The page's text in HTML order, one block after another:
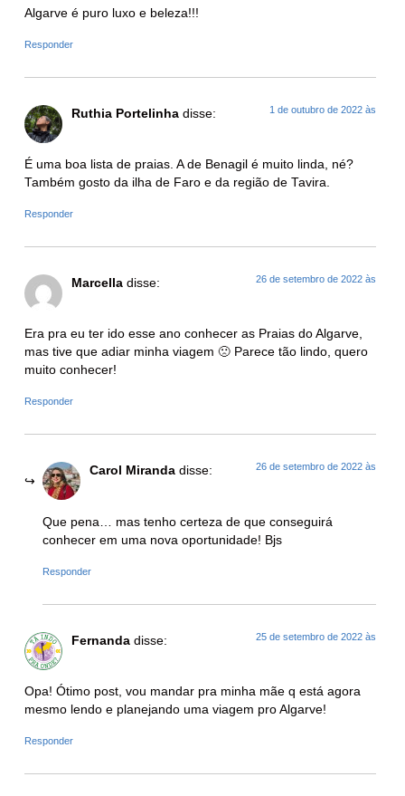
Algarve é puro luxo e beleza!!!
Responder
Ruthia Portelinha disse: 1 de outubro de 2022 às
É uma boa lista de praias. A de Benagil é muito linda, né?
Também gosto da ilha de Faro e da região de Tavira.
Responder
Marcella disse: 26 de setembro de 2022 às
Era pra eu ter ido esse ano conhecer as Praias do Algarve,
mas tive que adiar minha viagem 🙁 Parece tão lindo, quero
muito conhecer!
Responder
Carol Miranda disse: 26 de setembro de 2022 às
Que pena… mas tenho certeza de que conseguirá
conhecer em uma nova oportunidade! Bjs
Responder
Fernanda disse: 25 de setembro de 2022 às
Opa! Ótimo post, vou mandar pra minha mãe q está agora
mesmo lendo e planejando uma viagem pro Algarve!
Responder